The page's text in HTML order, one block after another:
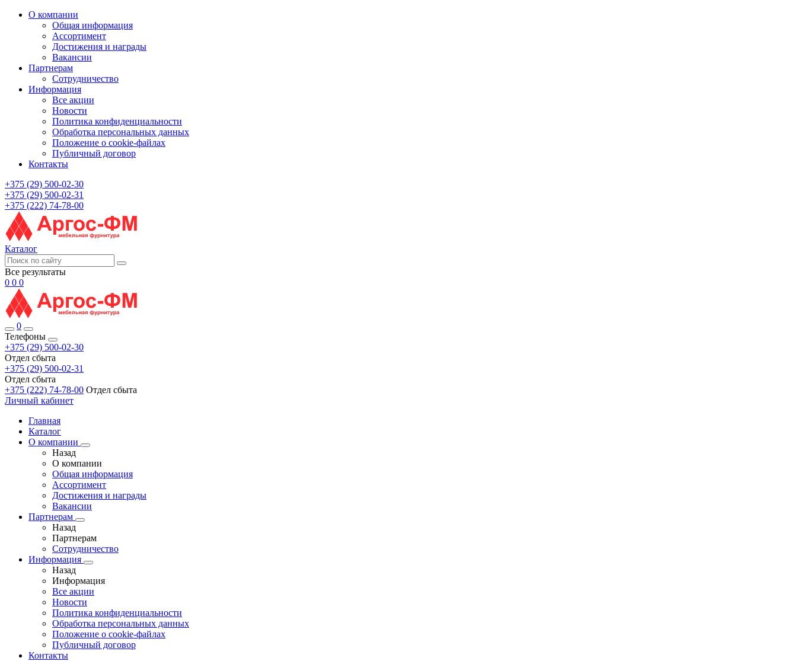
О компании
Общая информация
Ассортимент
Достижения и награды
Вакансии
Партнерам
Сотрудничество
Информация
Все акции
Новости
Политика конфиденциальности
Обработка персональных данных
Положение о cookie-файлах
Публичный договор
Контакты
+375 (29) 500-02-30
+375 (29) 500-02-31
+375 (222) 74-78-00
Каталог
Все результаты
0 0 0
0
Телефоны
+375 (29) 500-02-30
Отдел сбыта
+375 (29) 500-02-31
Отдел сбыта
+375 (222) 74-78-00 Отдел сбыта
Личный кабинет
Главная
Каталог
О компании
Назад
О компании
Общая информация
Ассортимент
Достижения и награды
Вакансии
Партнерам
Назад
Партнерам
Сотрудничество
Информация
Назад
Информация
Все акции
Новости
Политика конфиденциальности
Обработка персональных данных
Положение о cookie-файлах
Публичный договор
Контакты